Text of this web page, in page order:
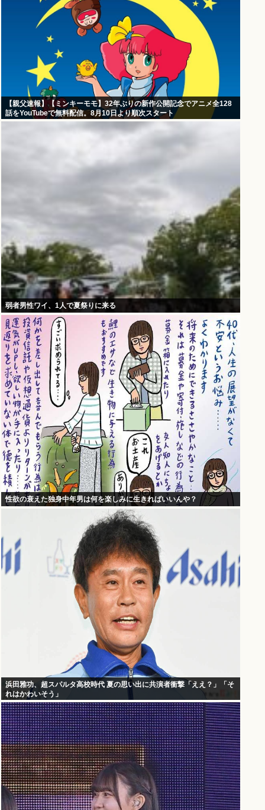
【親父速報】【ミンキーモモ】32年ぶりの新作公開記念でアニメ全128
話をYouTubeで無料配信。8月10日より順次スタート
弱者男性ワイ、1人で夏祭りに来る
性欲の衰えた独身中年男は何を楽しみに生きればいいんや？
浜田雅功、超スパルタ高校時代 夏の思い出に共演者衝撃「ええ？」「そ
れはかわいそう」